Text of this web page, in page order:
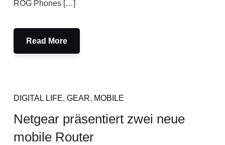
ROG Phones […]
Read More
DIGITAL LIFE, GEAR, MOBILE
Netgear präsentiert zwei neue
mobile Router